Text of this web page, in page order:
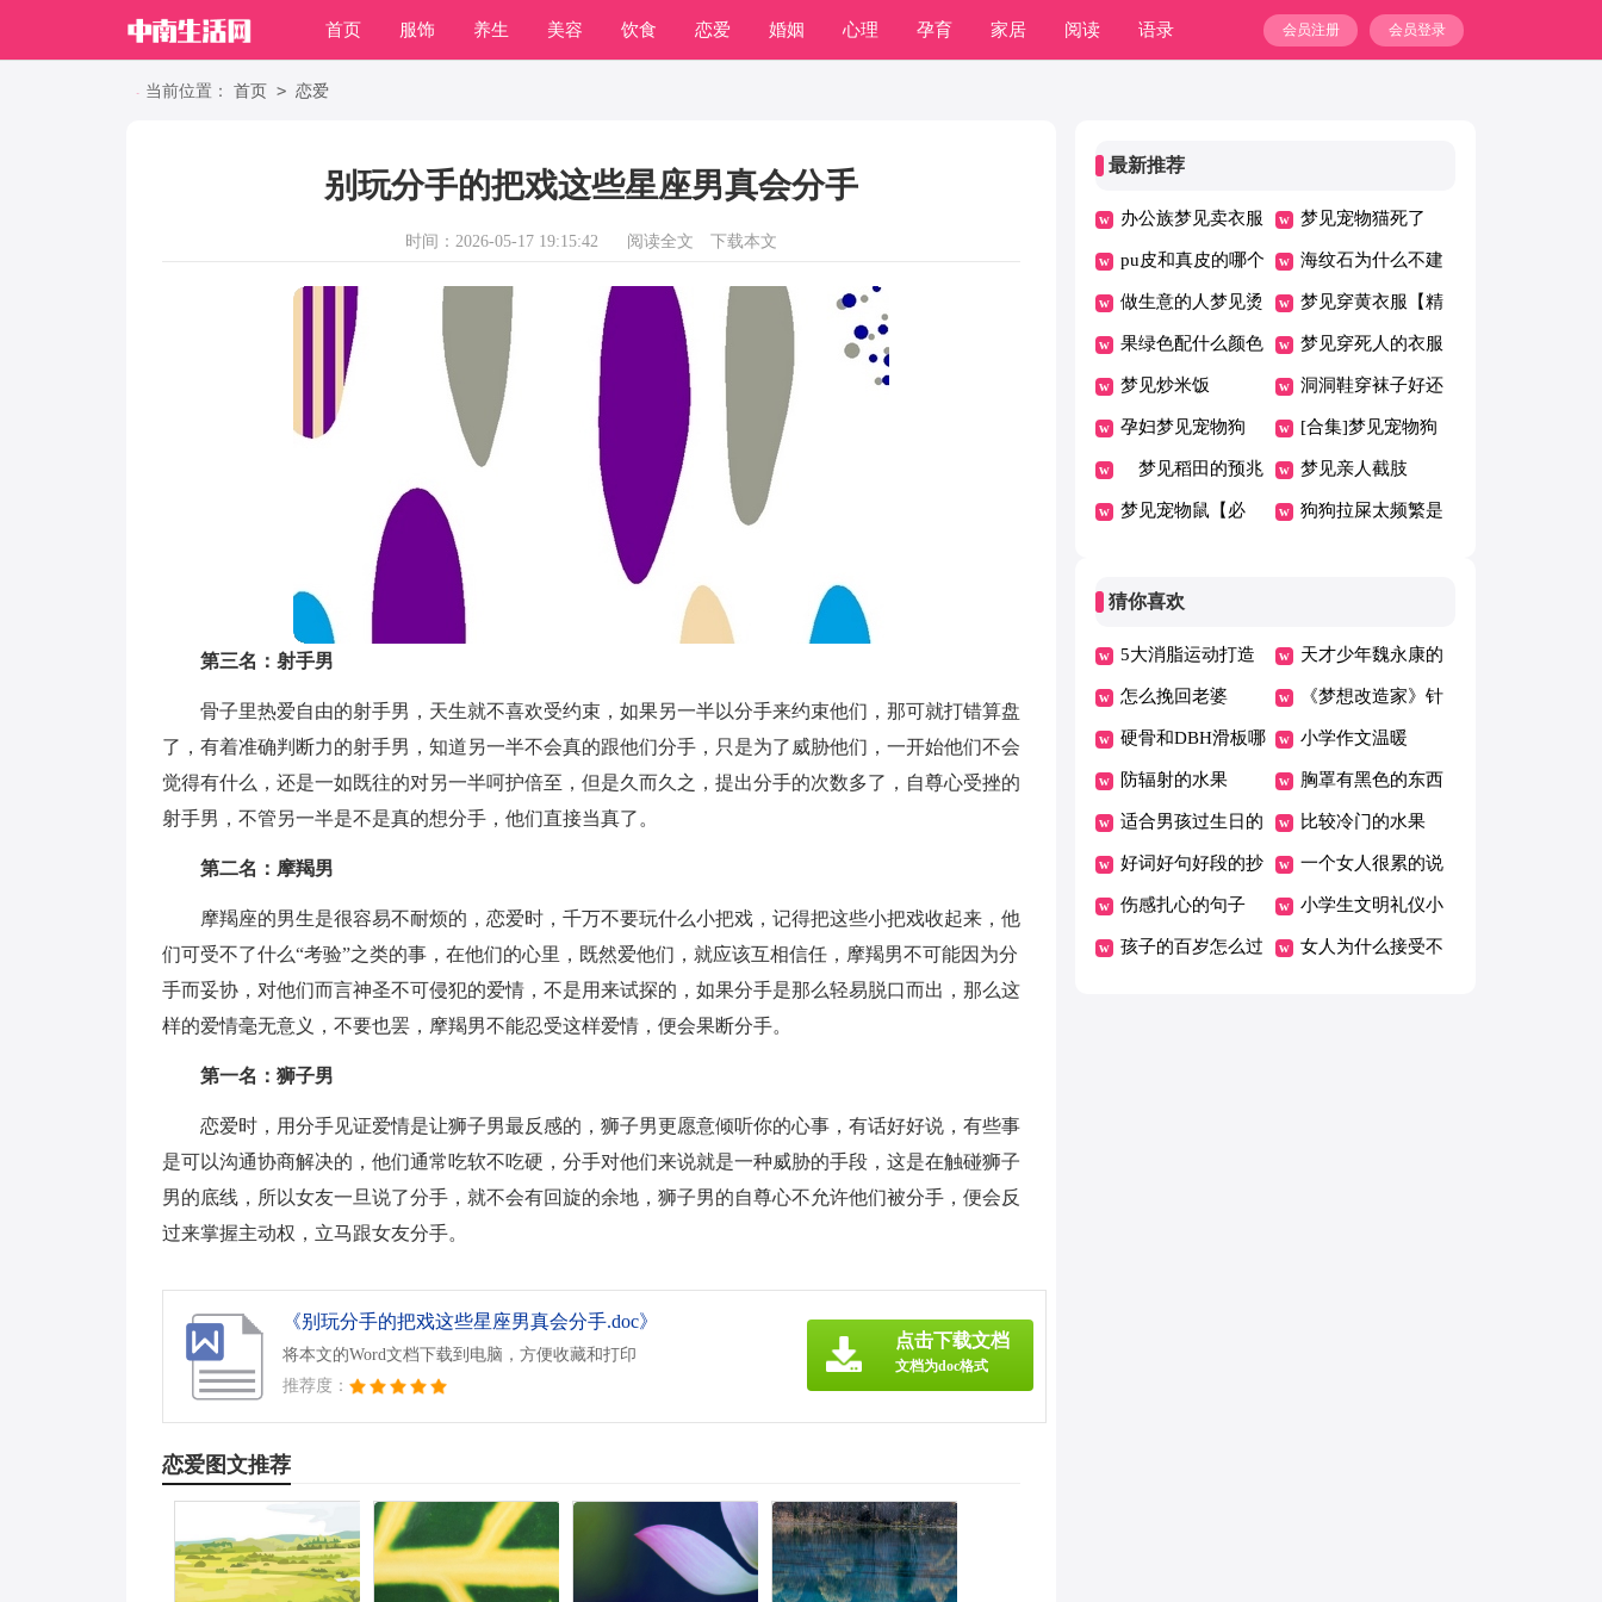
首页 服饰 养生 美容 饮食 恋爱 婚姻 心理 孕育 家居 阅读 语录
职场
会员登录
会员注册
当前位置： 首页 > 恋爱
别玩分手的把戏这些星座男真会分手
时间：2026-05-17 19:15:42 阅读全文 下载本文
第三名：射手男
骨子里热爱自由的射手男，天生就不喜欢受约束，如果另一半以分手来约束他们，那可就打错算盘
了，有着准确判断力的射手男，知道另一半不会真的跟他们分手，只是为了威胁他们，一开始他们不会
觉得有什么，还是一如既往的对另一半呵护倍至，但是久而久之，提出分手的次数多了，自尊心受挫的
射手男，不管另一半是不是真的想分手，他们直接当真了。
第二名：摩羯男
摩羯座的男生是很容易不耐烦的，恋爱时，千万不要玩什么小把戏，记得把这些小把戏收起来，他
们可受不了什么“考验”之类的事，在他们的心里，既然爱他们，就应该互相信任，摩羯男不可能因为分
手而妥协，对他们而言神圣不可侵犯的爱情，不是用来试探的，如果分手是那么轻易脱口而出，那么这
样的爱情毫无意义，不要也罢，摩羯男不能忍受这样爱情，便会果断分手。
第一名：狮子男
恋爱时，用分手见证爱情是让狮子男最反感的，狮子男更愿意倾听你的心事，有话好好说，有些事
是可以沟通协商解决的，他们通常吃软不吃硬，分手对他们来说就是一种威胁的手段，这是在触碰狮子
男的底线，所以女友一旦说了分手，就不会有回旋的余地，狮子男的自尊心不允许他们被分手，便会反
过来掌握主动权，立马跟女友分手。
《别玩分手的把戏这些星座男真会分手.doc》
将本文的Word文档下载到电脑，方便收藏和打印
推荐度：
点击下载文档
文档为doc格式
恋爱图文推荐
最新推荐
办公族梦见卖衣服 梦见宠物猫死了
pu皮和真皮的哪个
好
海纹石为什么不建
议买
做生意的人梦见烫
衣服
梦见穿黄衣服【精
华】
果绿色配什么颜色
好看
梦见穿死人的衣服
梦见炒米饭 洞洞鞋穿袜子好还
是光脚穿好
孕妇梦见宠物狗
[精品]
[合集]梦见宠物狗
活了
梦见稻田的预兆 梦见亲人截肢
梦见宠物鼠【必 狗狗拉屎太频繁是
猜你喜欢
5大消脂运动打造
诱人身材
天才少年魏永康的
经历
怎么挽回老婆 《梦想改造家》针
对网络争议做出回
应
硬骨和DBH滑板哪
个好
小学作文温暖
防辐射的水果 胸罩有黑色的东西
洗不掉
适合男孩过生日的
句子8岁
比较冷门的水果
好词好句好段的抄
写大全
一个女人很累的说
说
伤感扎心的句子 小学生文明礼仪小
知识
孩子的百岁怎么过 女人为什么接受不